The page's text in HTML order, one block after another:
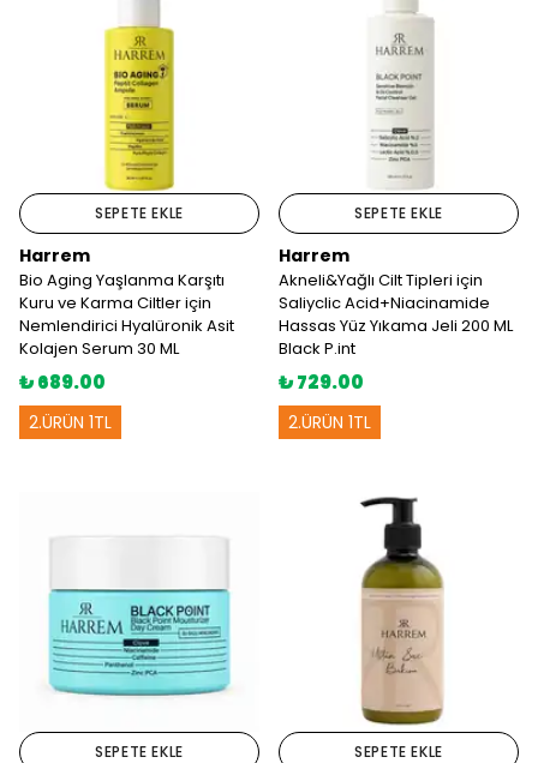
SEPETE EKLE
Harrem
Bio Aging Yaşlanma Karşıtı
Kuru ve Karma Ciltler için
Nemlendirici Hyalüronik Asit
Kolajen Serum 30 ML
₺ 689.00
2.ÜRÜN 1TL
SEPETE EKLE
Harrem
Akneli&Yağlı Cilt Tipleri için
Saliyclic Acid+Niacinamide
Hassas Yüz Yıkama Jeli 200 ML
Black P.int
₺ 729.00
2.ÜRÜN 1TL
SEPETE EKLE SEPETE EKLE